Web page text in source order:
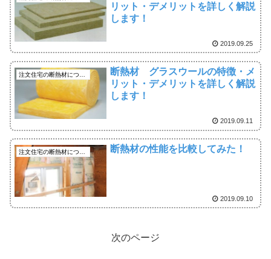
リット・デメリットを詳しく解説
します！
2019.09.25
断熱材 グラスウールの特徴・メ
リット・デメリットを詳しく解説
します！
2019.09.11
注文住宅の断熱材について 断熱材の性能を比較してみた！
2019.09.10
次のページ